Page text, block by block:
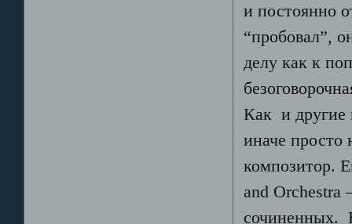
и постоянно
“пробовал”,
делу как к
Как и другие
иначе
композитор.
and Orchestra
сочиненных.